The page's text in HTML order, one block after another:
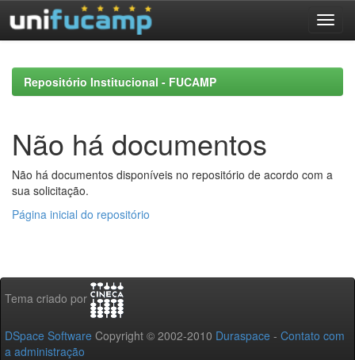
navigationRepositório Institucional - FUCAMP
Não há documentos
Não há documentos disponíveis no repositório de acordo com a
sua solicitação.
Página inicial do repositório
Tema criado por
DSpace Software Copyright © 2002-2010 Duraspace - Contato com
a administração